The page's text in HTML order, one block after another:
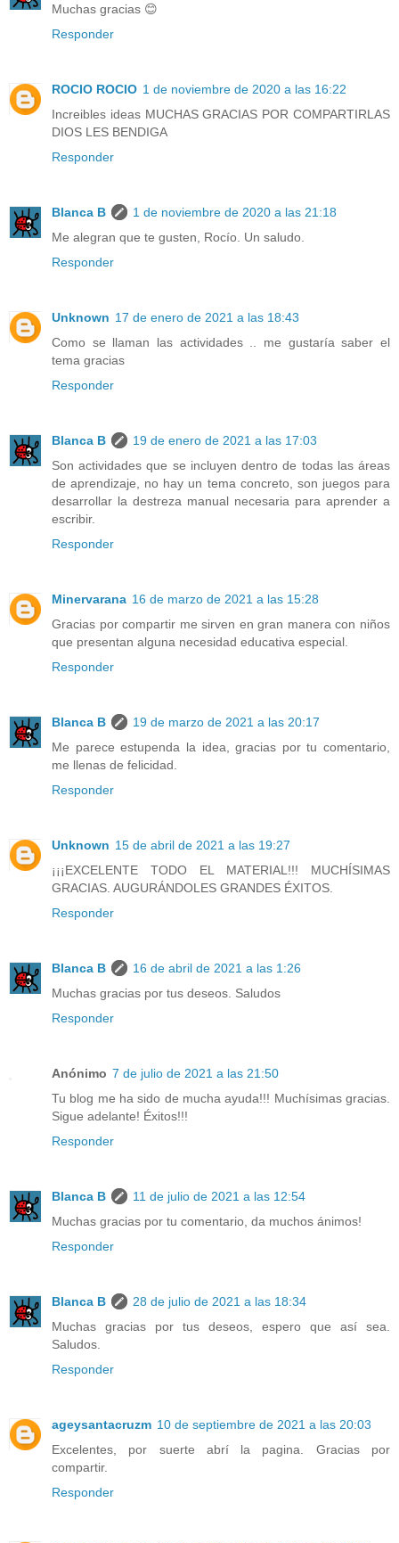
Muchas gracias 😊
Responder
ROCIO ROCIO 1 de noviembre de 2020 a las 16:22
Increibles ideas MUCHAS GRACIAS POR COMPARTIRLAS
DIOS LES BENDIGA
Responder
Blanca B
1 de noviembre de 2020 a las 21:18
Me alegran que te gusten, Rocío. Un saludo.
Responder
Unknown 17 de enero de 2021 a las 18:43
Como se llaman las actividades .. me gustaría saber el
tema gracias
Responder
Blanca B
19 de enero de 2021 a las 17:03
Son actividades que se incluyen dentro de todas las áreas
de aprendizaje, no hay un tema concreto, son juegos para
desarrollar la destreza manual necesaria para aprender a
escribir.
Responder
Minervarana 16 de marzo de 2021 a las 15:28
Gracias por compartir me sirven en gran manera con niños
que presentan alguna necesidad educativa especial.
Responder
Blanca B
19 de marzo de 2021 a las 20:17
Me parece estupenda la idea, gracias por tu comentario,
me llenas de felicidad.
Responder
Unknown 15 de abril de 2021 a las 19:27
¡¡¡EXCELENTE TODO EL MATERIAL!!! MUCHÍSIMAS
GRACIAS. AUGURÁNDOLES GRANDES ÉXITOS.
Responder
Blanca B
16 de abril de 2021 a las 1:26
Muchas gracias por tus deseos. Saludos
Responder
Anónimo 7 de julio de 2021 a las 21:50
Tu blog me ha sido de mucha ayuda!!! Muchísimas gracias.
Sigue adelante! Éxitos!!!
Responder
Blanca B
11 de julio de 2021 a las 12:54
Muchas gracias por tu comentario, da muchos ánimos!
Responder
Blanca B
28 de julio de 2021 a las 18:34
Muchas gracias por tus deseos, espero que así sea.
Saludos.
Responder
ageysantacruzm 10 de septiembre de 2021 a las 20:03
Excelentes, por suerte abrí la pagina. Gracias por
compartir.
Responder